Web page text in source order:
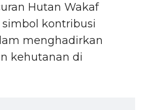
Hutan Wakaf
kontribusi
menghadirkan
kehutanan di